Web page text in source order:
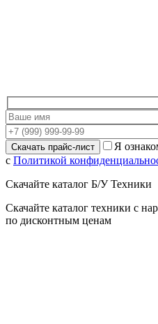
Я
с Политикой
Скачайте каталог Б/У Техники
Скачайте каталог техники с
по дисконтным ценам